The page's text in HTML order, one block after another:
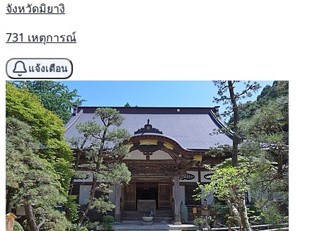
จังหวัดมิยางิ
731 เหตุการณ์
แจ้งเตือน